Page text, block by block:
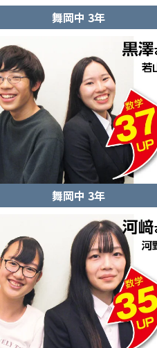
舞岡中 3年
舞岡中 3年